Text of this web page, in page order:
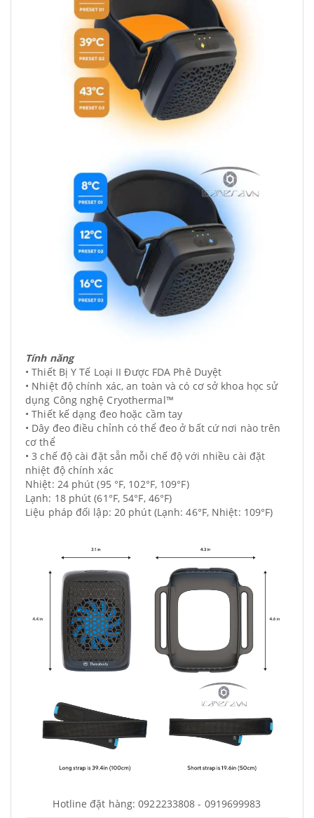
Tính năng
• Thiết Bị Y Tế Loại II Được FDA Phê Duyệt
• Nhiệt độ chính xác, an toàn và có cơ sở khoa học sử
dụng Công nghệ Cryothermal™
• Thiết kế dạng đeo hoặc cầm tay
• Dây đeo điều chỉnh có thể đeo ở bất cứ nơi nào trên
cơ thể
• 3 chế độ cài đặt sẵn mỗi chế độ với nhiều cài đặt
nhiệt độ chính xác
Nhiệt: 24 phút (95 °F, 102°F, 109°F)
Lạnh: 18 phút (61°F, 54°F, 46°F)
Liệu pháp đối lập: 20 phút (Lạnh: 46°F, Nhiệt: 109°F)
Hotline đặt hàng: 0922233808 - 0919699983